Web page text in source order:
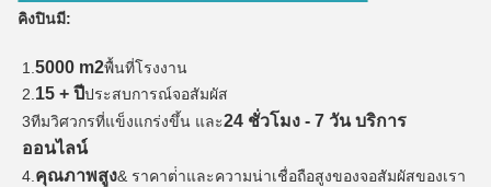
คิงปินมี:
1.5000 m2พื้นที่โรงงาน
2.15 + ปีประสบการณ์จอสัมผัส
3ทีมวิศวกรที่แข็งแกร่งขึ้น และ24 ชั่วโมง - 7 วัน บริการ
ออนไลน์
4.คุณภาพสูง& ราคาต่ําและความน่าเชื่อถือสูงของจอสัมผัสของเรา